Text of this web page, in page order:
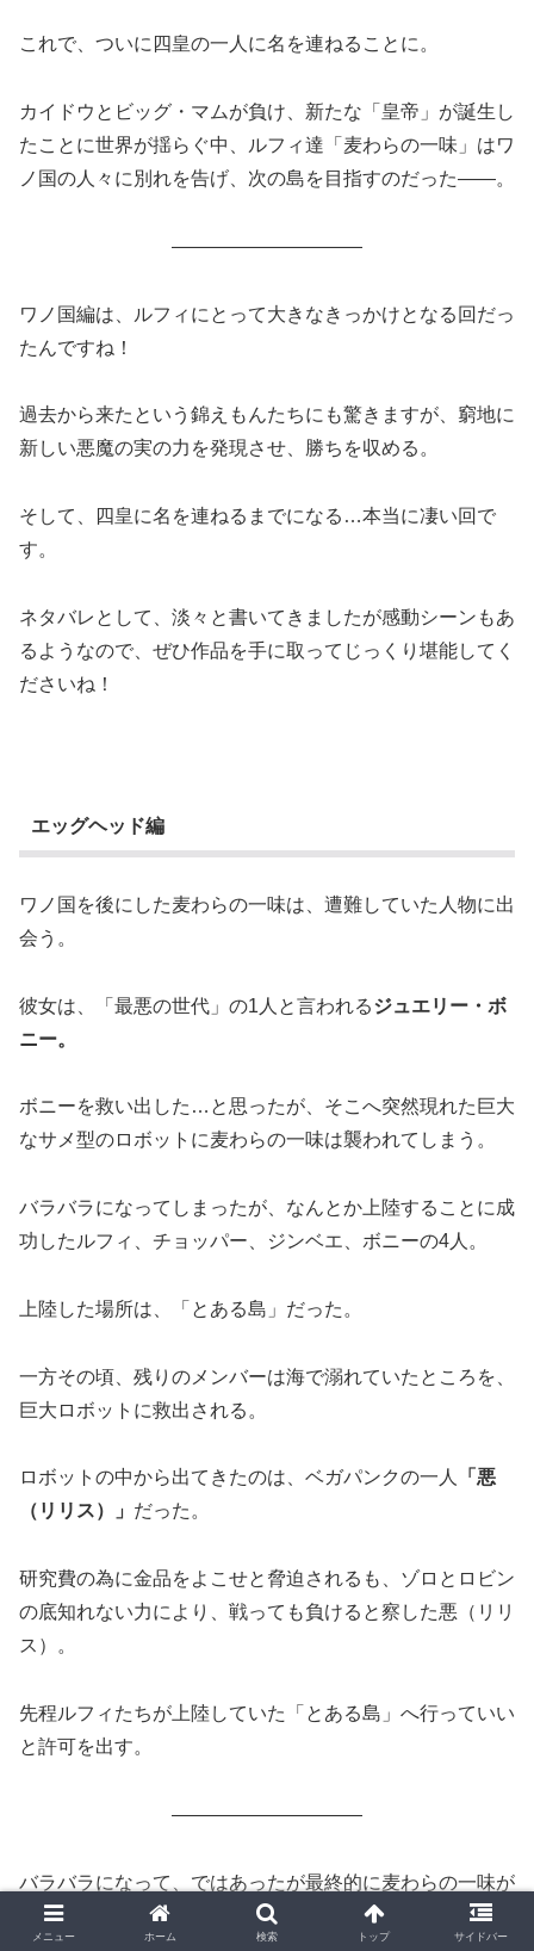
これで、ついに四皇の一人に名を連ねることに。
カイドウとビッグ・マムが負け、新たな「皇帝」が誕生し
たことに世界が揺らぐ中、ルフィ達「麦わらの一味」はワ
ノ国の人々に別れを告げ、次の島を目指すのだった――。
――――――――――
ワノ国編は、ルフィにとって大きなきっかけとなる回だっ
たんですね！
過去から来たという錦えもんたちにも驚きますが、窮地に
新しい悪魔の実の力を発現させ、勝ちを収める。
そして、四皇に名を連ねるまでになる…本当に凄い回で
す。
ネタバレとして、淡々と書いてきましたが感動シーンもあ
るようなので、ぜひ作品を手に取ってじっくり堪能してく
ださいね！
エッグヘッド編
ワノ国を後にした麦わらの一味は、遭難していた人物に出
会う。
彼女は、「最悪の世代」の1人と言われるジュエリー・ボ
ニー。
ボニーを救い出した…と思ったが、そこへ突然現れた巨大
なサメ型のロボットに麦わらの一味は襲われてしまう。
バラバラになってしまったが、なんとか上陸することに成
功したルフィ、チョッパー、ジンベエ、ボニーの4人。
上陸した場所は、「とある島」だった。
一方その頃、残りのメンバーは海で溺れていたところを、
巨大ロボットに救出される。
ロボットの中から出てきたのは、ベガパンクの一人
「悪
（リリス）」 だった。
研究費の為に金品をよこせと脅迫されるも、ゾロとロビン
の底知れない力により、戦っても負けると察した悪（リリ
ス）。
先程ルフィたちが上陸していた「とある島」へ行っていい
と許可を出す。
――――――――――
バラバラになって、ではあったが最終的に麦わらの一味が
同じく上陸したのは、
“500年後の未来”といわれる天才科
メニュー ホーム 検索 トップ サイドバー